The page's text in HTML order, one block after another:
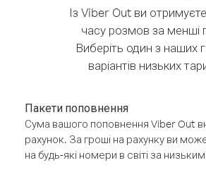
Із Viber Out ви
часу розмов за менші
Виберіть один з наших
варіантів низьких
Пакети поповнення
Сума вашого поповнення Viber Out
рахунок. За гроші на рахунку ви
на будь-які номери в світі за